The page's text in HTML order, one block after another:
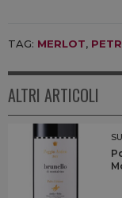
TAG: MERLOT,
ALTRI ARTICOLI